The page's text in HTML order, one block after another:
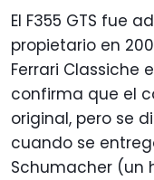
El F355 GTS fue
propietario en
Ferrari Classiche
confirma que el
original, pero se
cuando se
Schumacher (un